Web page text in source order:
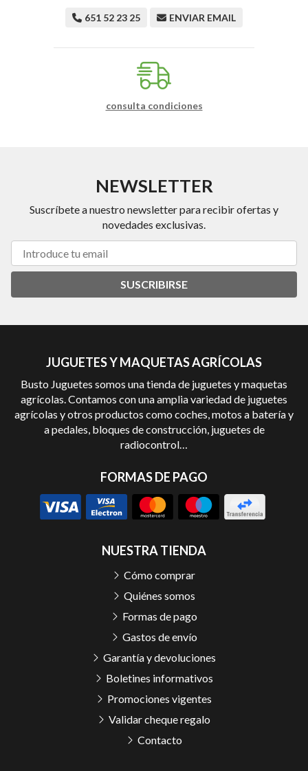
651 52 23 25 ENVIAR EMAIL
consulta condiciones
NEWSLETTER
Suscríbete a nuestro newsletter para recibir ofertas y
novedades exclusivas.
SUSCRIBIRSE
JUGUETES Y MAQUETAS AGRÍCOLAS
Busto Juguetes somos una tienda de juguetes y maquetas
agrícolas. Contamos con una amplia variedad de juguetes
agrícolas y otros productos como coches, motos a batería y
a pedales, bloques de construcción, juguetes de
radiocontrol…
FORMAS DE PAGO
NUESTRA TIENDA
Cómo comprar
Quiénes somos
Formas de pago
Gastos de envío
Garantía y devoluciones
Boletines informativos
Promociones vigentes
Validar cheque regalo
Contacto